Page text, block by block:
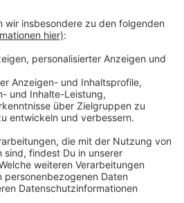
zum Thema:
das persönliches Real-
des Umweltamtes